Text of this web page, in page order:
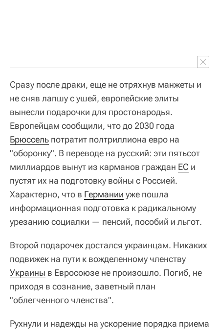
Сразу после драки, еще не отряхнув манжеты и
не сняв лапшу с ушей, европейские элиты
вынесли подарочки для простонародья.
Европейцам сообщили, что до 2030 года
Брюссель потратит полтриллиона евро на
"оборонку". В переводе на русский: эти пятьсот
миллиардов вынут из карманов граждан ЕС и
пустят их на подготовку войны с Россией.
Характерно, что в Германии уже пошла
информационная подготовка к радикальному
урезанию социалки — пенсий, пособий и льгот.
Второй подарочек достался украинцам. Никаких
подвижек на пути к вожделенному членству
Украины в Евросоюзе не произошло. Погиб, не
приходя в сознание, заветный план
"облегченного членства".
Рухнули и надежды на ускорение порядка приема